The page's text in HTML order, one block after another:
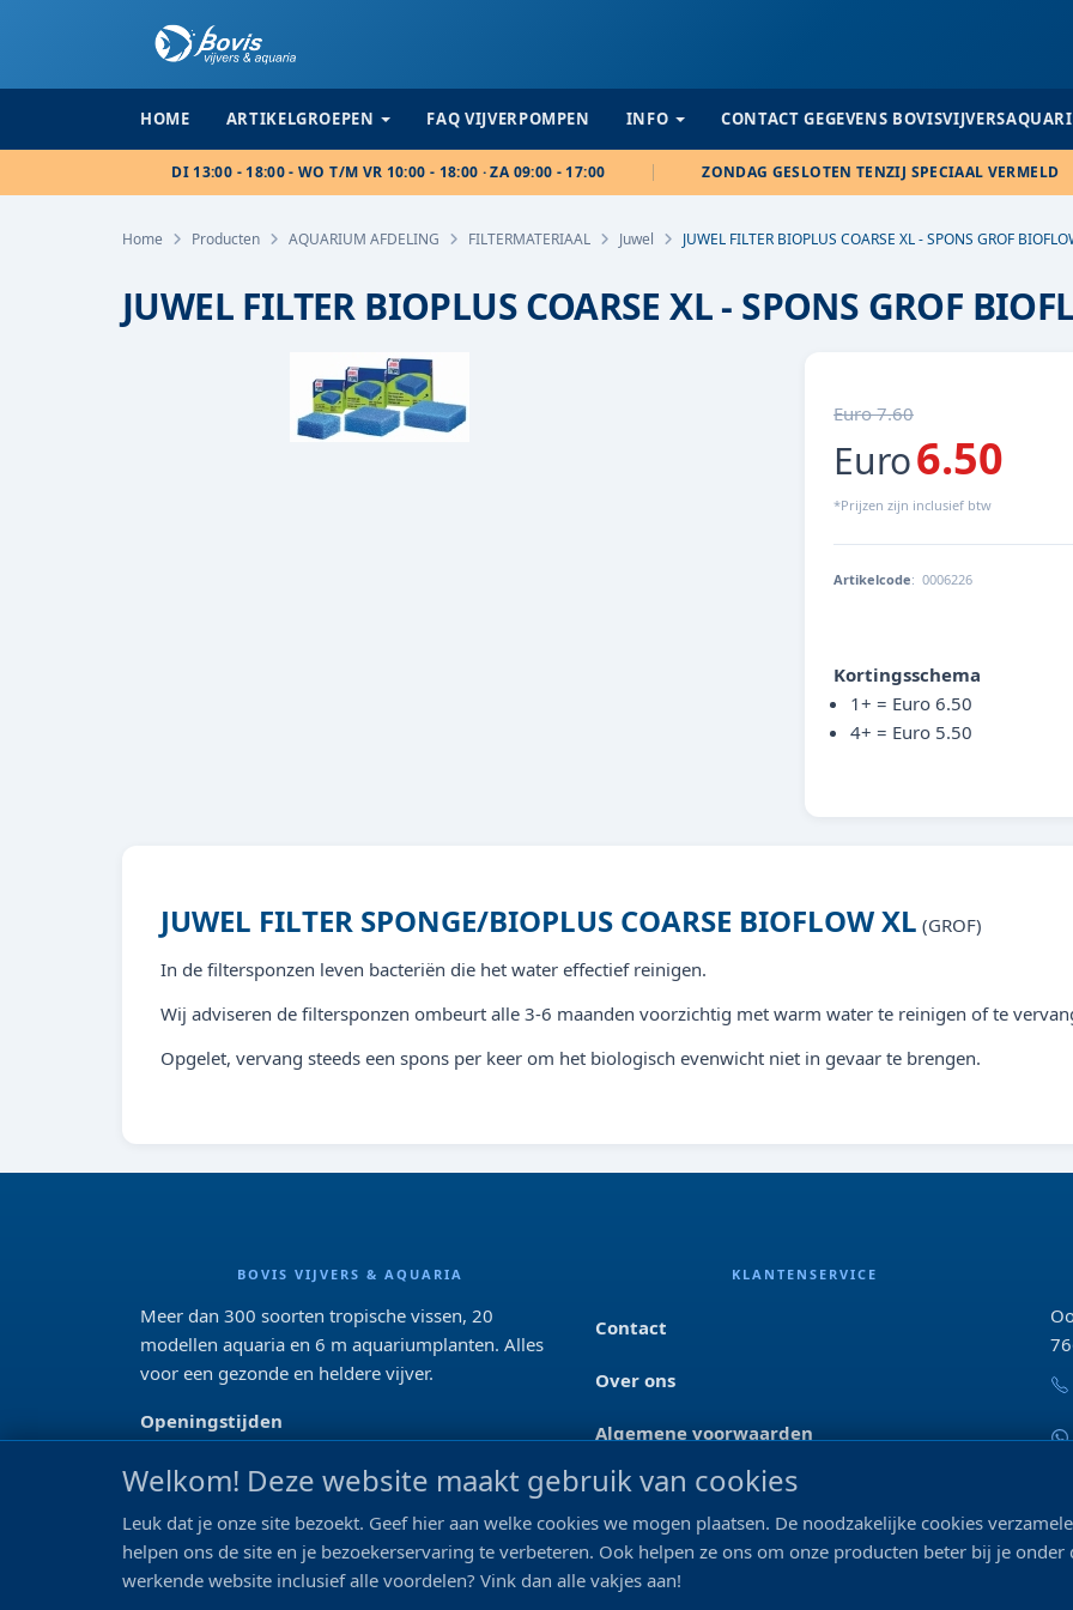
HOME ARTIKELGROEPEN FAQ VIJVERPOMPEN INFO CONTACT GEGEVENS
DI 13:00 - 18:00 - WO T/M VR 10:00 - 18:00 · ZA 09:00 - 17:00 ZONDAG GESLOTEN TENZIJ SPECIAAL VERMELD
Home Producten AQUARIUM AFDELING FILTERMATERIAAL Juwel JUWEL FILTER BIOPLUS COARSE XL - SPONS GROF
JUWEL FILTER BIOPLUS COARSE XL - SPONS GROF
Euro 7.60
Euro6.50
*Prijzen zijn inclusief btw
Artikelcode: 0006226
Kortingsschema
1+ = Euro 6.50
4+ = Euro 5.50
JUWEL FILTER SPONGE/BIOPLUS COARSE BIOFLOW XL (GROF)
In de filtersponzen leven bacteriën die het water effectief reinigen.
Wij adviseren de filtersponzen ombeurt alle 3-6 maanden voorzichtig met warm water te reinigen of te
Opgelet, vervang steeds een spons per keer om het biologisch evenwicht niet in gevaar te brengen.
BOVIS VIJVERS & AQUARIA
Meer dan 300 soorten tropische vissen, 20
modellen aquaria en 6 m aquariumplanten. Alles
voor een gezonde en heldere vijver.
Openingstijden
Za: 09:00 - 17:00
REVIEWS
KLANTENSERVICE
Contact
Over ons
Algemene voorwaarden
Privacyverklaring
Blog & tips
Merken
Welkom! Deze website maakt gebruik van cookies
Leuk dat je onze site bezoekt. Geef hier aan welke cookies we mogen plaatsen. De noodzakelijke cookies
helpen ons de site en je bezoekerservaring te verbeteren. Ook helpen ze ons om onze producten beter bij je
werkende website inclusief alle voordelen? Vink dan alle vakjes aan!